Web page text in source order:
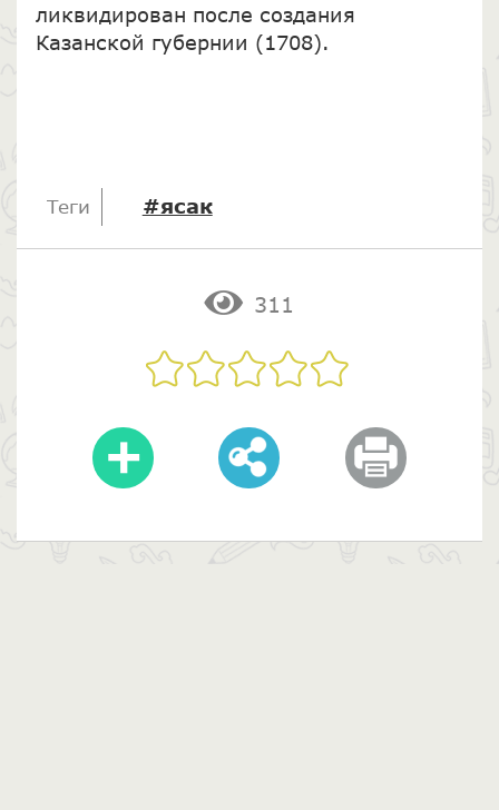
ликвидирован после создания
Казанской губернии (1708).
Теги #ясак
311